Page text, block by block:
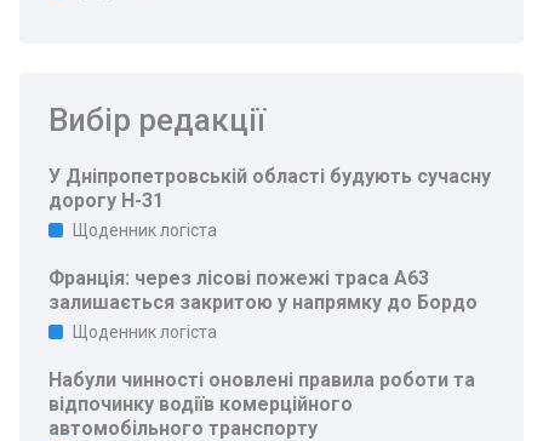
Вибір редакції
У Дніпропетровській області будують сучасну
дорогу Н-31
Щоденник логіста
Франція: через лісові пожежі траса A63
залишається закритою у напрямку до Бордо
Щоденник логіста
Набули чинності оновлені правила роботи та
відпочинку водіїв комерційного
автомобільного транспорту